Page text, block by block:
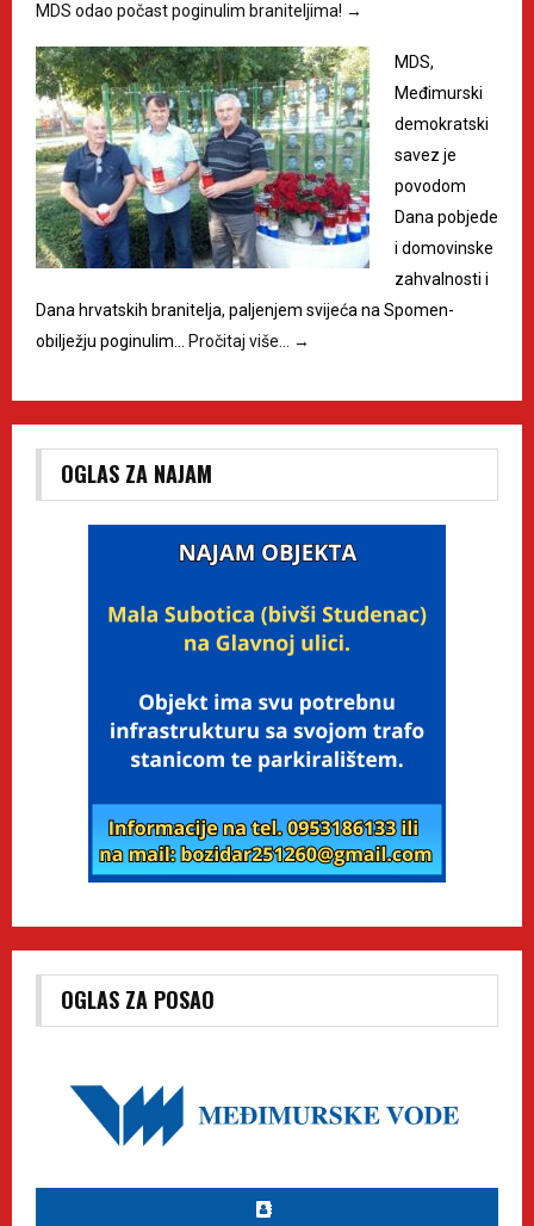
MDS odao počast poginulim braniteljima! →
MDS,
Međimurski
demokratski
savez je
povodom
Dana pobjede
i domovinske
zahvalnosti i
Dana hrvatskih branitelja, paljenjem svijeća na Spomen-
obilježju poginulim…
Pročitaj više… →
OGLAS ZA NAJAM
OGLAS ZA POSAO